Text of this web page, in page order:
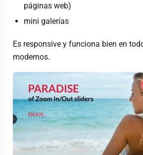
páginas web)
mini galerías
Es responsive y funciona bien en
modernos.